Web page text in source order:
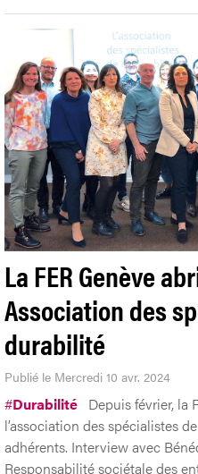
La FER Genève
Association des
durabilité
Publié le Mercredi 10 avr. 2024
#Durabilité Depuis février, la
l’association des spécialistes
adhérents. Interview avec
Responsabilité sociétale des